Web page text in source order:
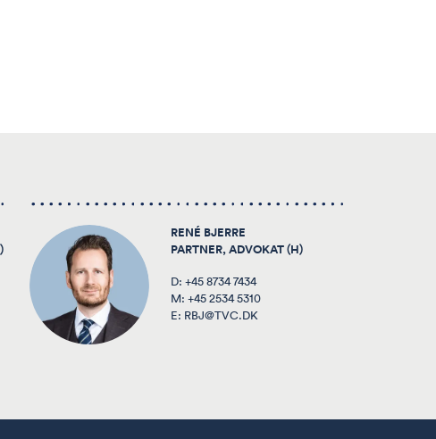
RENÉ BJERRE
PARTNER, ADVOKAT (H)
D:+45 8734 7434
M:+45 2534 5310
E: RBJ@TVC.DK